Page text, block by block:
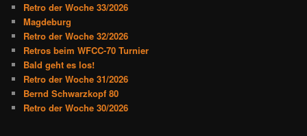
a
v
i
g
a
t
i
o
n
Retro der Woche 33/2026
Magdeburg
Retro der Woche 32/2026
Retros beim WFCC-70 Turnier
Bald geht es los!
Retro der Woche 31/2026
Bernd Schwarzkopf 80
Retro der Woche 30/2026